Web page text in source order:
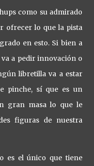
como su admirado
ofrecer lo que la pista
en esto. Si bien a
a pedir innovación o
libretilla va a estar
pinche, sí que es un
gran masa lo que le
figuras de nuestra
es el único que tiene